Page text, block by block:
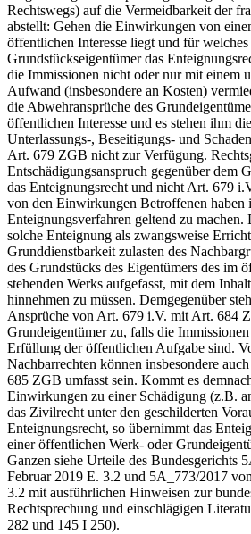
Rechtswegs) auf die Vermeidbarkeit der
abstellt: Gehen die Einwirkungen von
öffentlichen Interesse liegt und für
Grundstückseigentümer das
die Immissionen nicht oder nur mit einem
Aufwand (insbesondere an Kosten)
die Abwehransprüche des
öffentlichen Interesse und es stehen ihm
Unterlassungs-, Beseitigungs- und
Art. 679 ZGB nicht zur Verfügung.
Entschädigungsanspruch gegenüber dem
das Enteignungsrecht und nicht Art. 679
von den Einwirkungen Betroffenen haben
Enteignungsverfahren geltend zu
solche Enteignung als zwangsweise
Grunddienstbarkeit zulasten des
des Grundstücks des Eigentümers des im
stehenden Werks aufgefasst, mit dem
hinnehmen zu müssen. Demgegenüber
Ansprüche von Art. 679 i.V. mit Art. 684
Grundeigentümer zu, falls die
Erfüllung der öffentlichen Aufgabe sind.
Nachbarrechten können insbesondere
685 ZGB umfasst sein. Kommt es
Einwirkungen zu einer Schädigung (z.B.
das Zivilrecht unter den geschilderten
Enteignungsrecht, so übernimmt das
einer öffentlichen Werk- oder
Ganzen siehe Urteile des Bundesgerichts
Februar 2019 E. 3.2 und 5A_773/2017
3.2 mit ausführlichen Hinweisen zur
Rechtsprechung und einschlägigen
282 und 145 I 250).